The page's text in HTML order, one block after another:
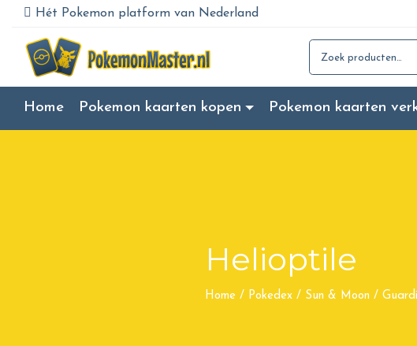
Hét Pokemon platform van Nederland
Search for:
Home Pokemon kaarten kopen Pokemon kaarten
Helioptile
Home / Pokedex / Sun & Moon /